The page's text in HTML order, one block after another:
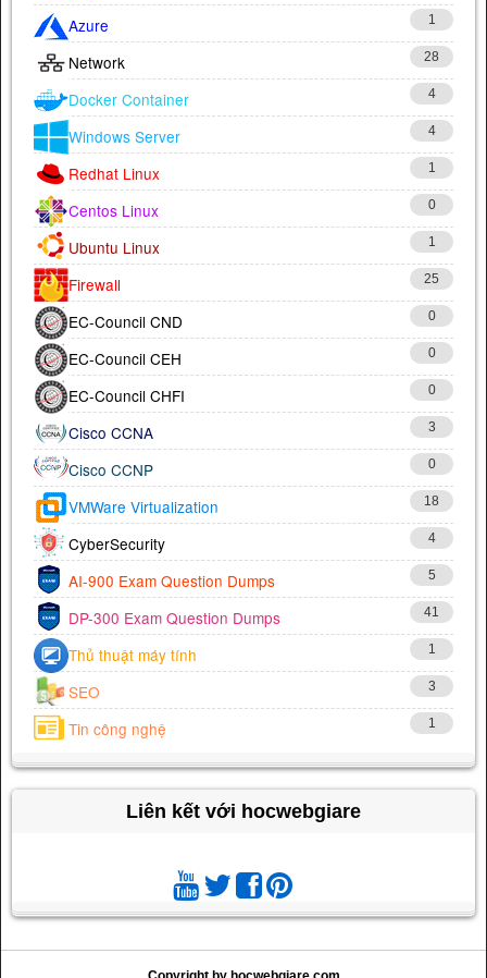
Azure 1
Network 28
Docker Container 4
Windows Server 4
Redhat Linux 1
Centos Linux 0
Ubuntu Linux 1
Firewall 25
EC-Council CND 0
EC-Council CEH 0
EC-Council CHFI 0
Cisco CCNA 3
Cisco CCNP 0
VMWare Virtualization 18
CyberSecurity 4
AI-900 Exam Question Dumps 5
DP-300 Exam Question Dumps 41
Thủ thuật máy tính 1
SEO 3
Tin công nghệ 1
Liên kết với hocwebgiare